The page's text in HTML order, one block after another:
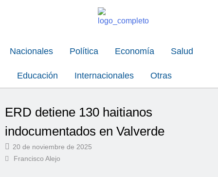
Nacionales Política Economía Salud
Educación Internacionales Otras
ERD detiene 130 haitianos
indocumentados en Valverde
20 de noviembre de 2025
Francisco Alejo